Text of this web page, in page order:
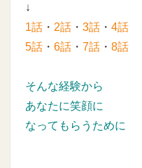
↓
1話 ・ 2話 ・ 3話 ・ 4話
5話 ・ 6話 ・ 7話 ・ 8話
そんな経験から
あなたに笑顔に
なってもらうために